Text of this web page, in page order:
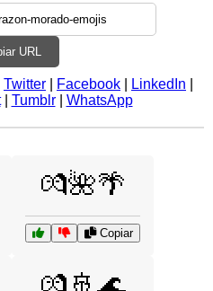
URL
Twitter Facebook LinkedIn
| Tumblr| WhatsApp
💏🌺🌴
Copiar